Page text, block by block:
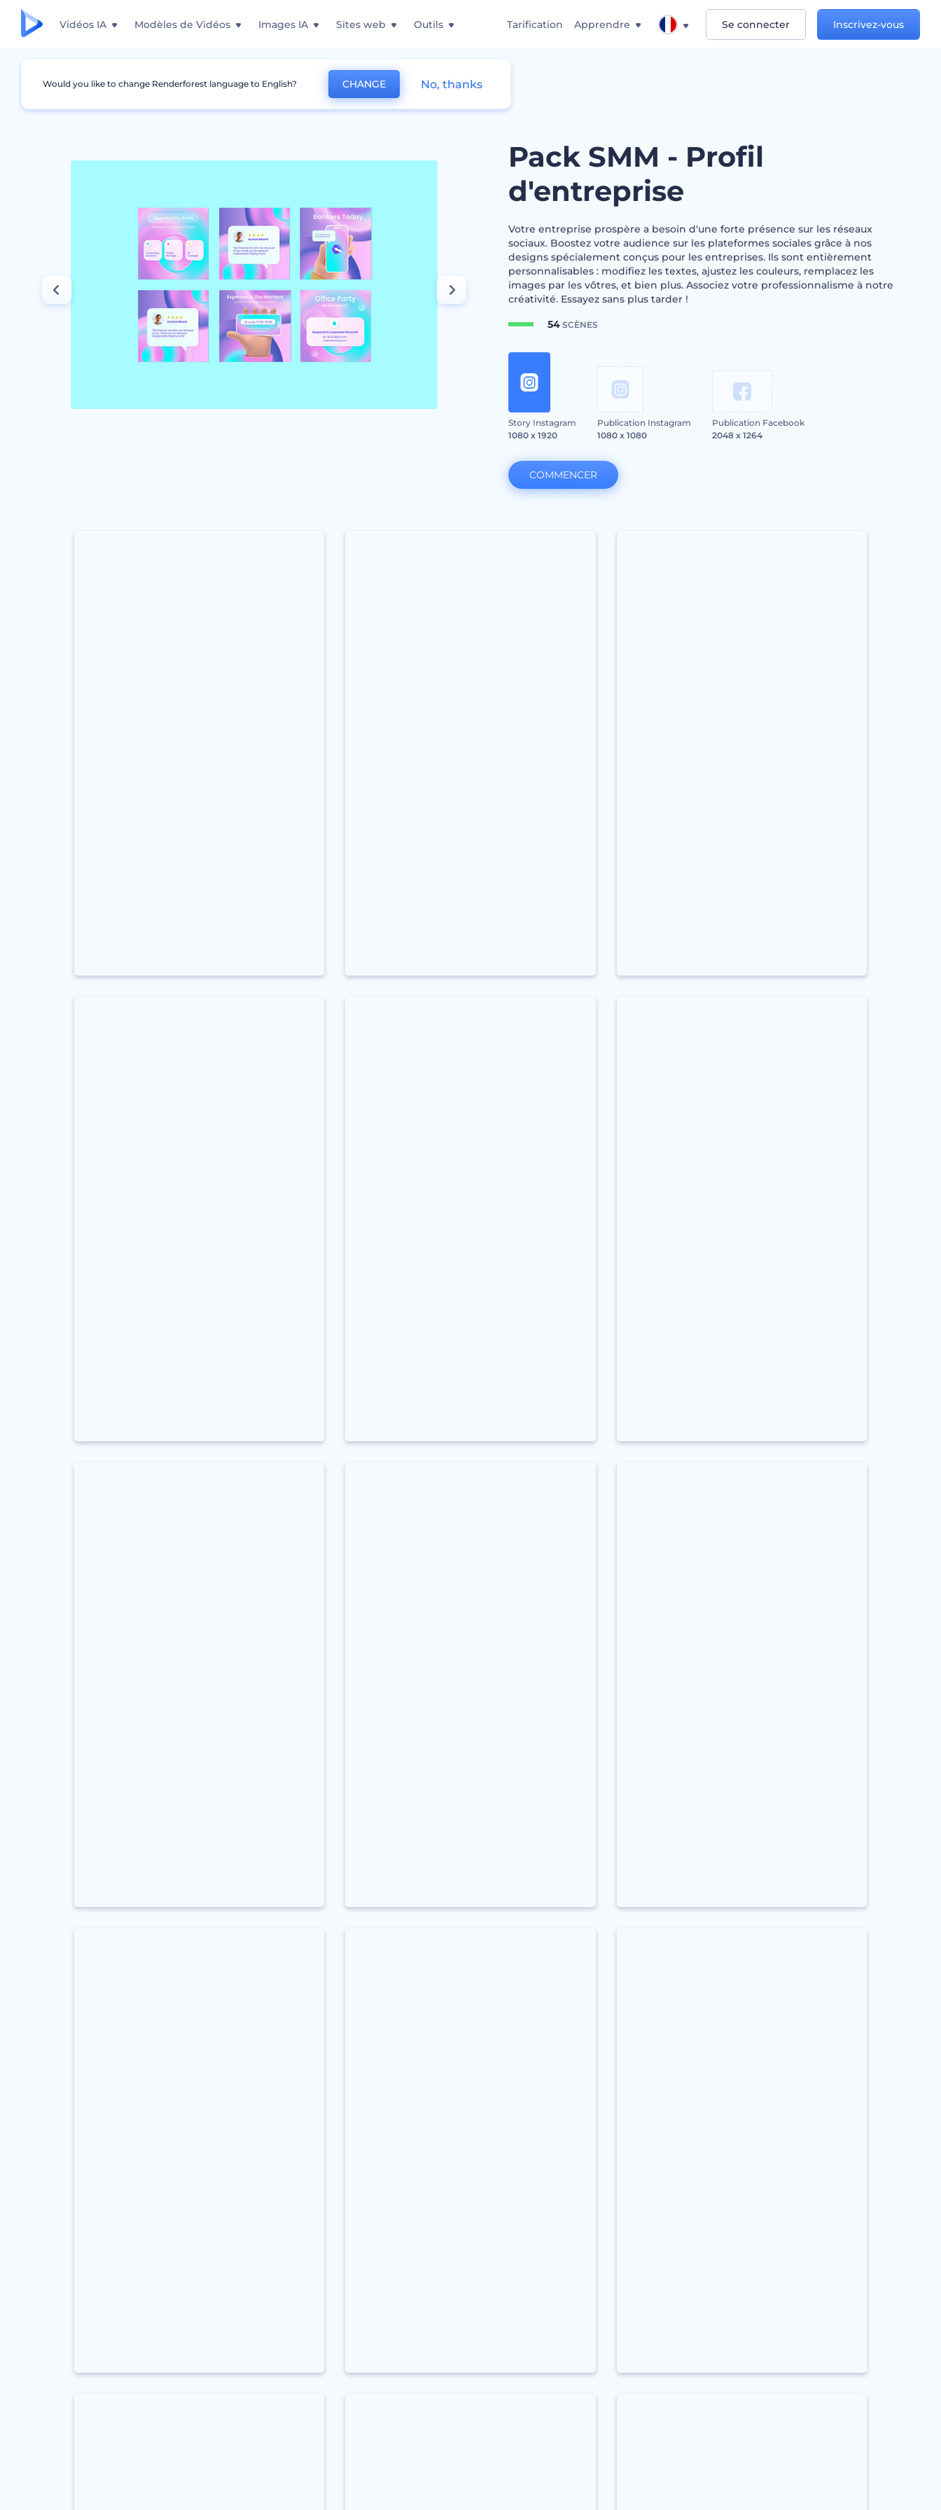
Vidéos IA Modèles de Vidéos Images IA Sites web Outils Tarification Apprendre Se connecter Inscrivez-vous
Graphismes Story Instagram Pack SMM - Profil d'entreprise
Pack SMM - Profil
d'entreprise
Votre entreprise prospère a besoin d'une forte présence sur les réseaux
sociaux. Boostez votre audience sur les plateformes sociales grâce à nos
designs spécialement conçus pour les entreprises. Ils sont entièrement
personnalisables : modifiez les textes, ajustez les couleurs, remplacez les
images par les vôtres, et bien plus. Associez votre professionnalisme à notre
créativité. Essayez sans plus tarder !
54SCÈNES
Story Instagram
1080 x 1920
Publication Instagram
1080 x 1080
Publication Facebook
2048 x 1264
COMMENCER
Would you like to change Renderforest language to English? CHANGE No, thanks